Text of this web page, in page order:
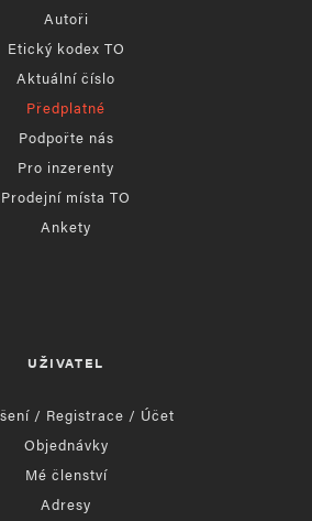
Autoři
Etický kodex TO
Aktuální číslo
Předplatné
Podpořte nás
Pro inzerenty
Prodejní místa TO
Ankety
UŽIVATEL
/ Registrace / Účet
Objednávky
Mé členství
Adresy